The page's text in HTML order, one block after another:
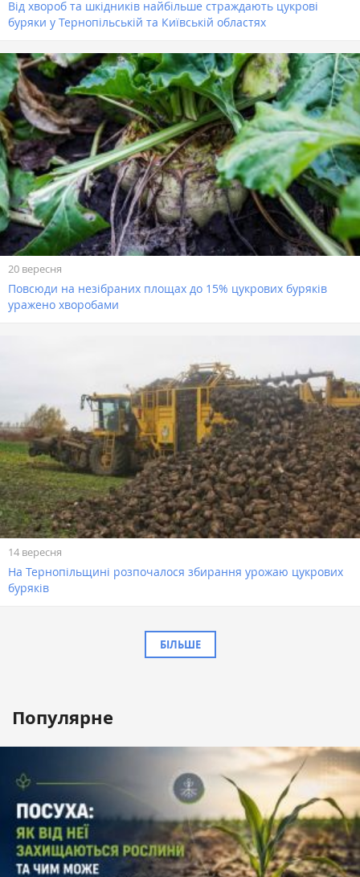
Від хвороб та шкідників найбільше страждають цукрові
буряки у Тернопільській та Київській областях
20 вересня
Повсюди на незібраних площах до 15% цукрових буряків
уражено хворобами
14 вересня
На Тернопільщині розпочалося збирання урожаю цукрових
буряків
БІЛЬШЕ
Популярне